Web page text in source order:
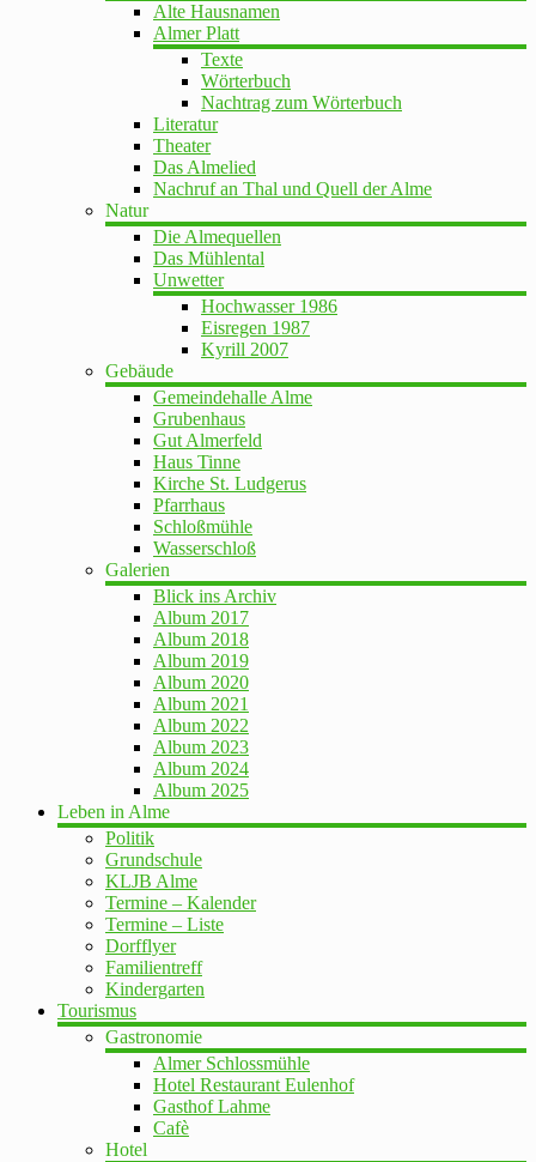
Alte Hausnamen
Almer Platt
Texte
Wörterbuch
Nachtrag zum Wörterbuch
Literatur
Theater
Das Almelied
Nachruf an Thal und Quell der Alme
Natur
Die Almequellen
Das Mühlental
Unwetter
Hochwasser 1986
Eisregen 1987
Kyrill 2007
Gebäude
Gemeindehalle Alme
Grubenhaus
Gut Almerfeld
Haus Tinne
Kirche St. Ludgerus
Pfarrhaus
Schloßmühle
Wasserschloß
Galerien
Blick ins Archiv
Album 2017
Album 2018
Album 2019
Album 2020
Album 2021
Album 2022
Album 2023
Album 2024
Album 2025
Leben in Alme
Politik
Grundschule
KLJB Alme
Termine – Kalender
Termine – Liste
Dorfflyer
Familientreff
Kindergarten
Tourismus
Gastronomie
Almer Schlossmühle
Hotel Restaurant Eulenhof
Gasthof Lahme
Cafè
Hotel